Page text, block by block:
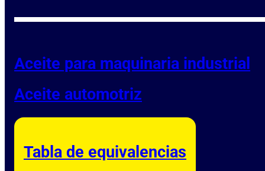
Aceite para maquinaria industrial
Aceite automotriz
Tabla de equivalencias